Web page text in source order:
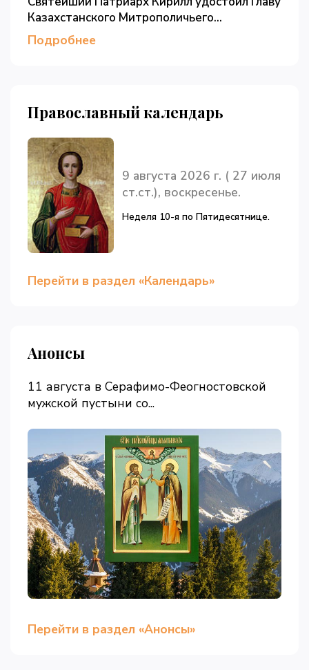
Казахстанского Митрополичьего...
Подробнее
Православный календарь
9 августа 2026 г. ( 27 июля
ст.ст.), воскресенье.
Неделя 10-я по Пятидесятнице.
Перейти в раздел «Календарь»
Анонсы
11 августа в Серафимо-Феогностовской
мужской пустыни со...
Перейти в раздел «Анонсы»